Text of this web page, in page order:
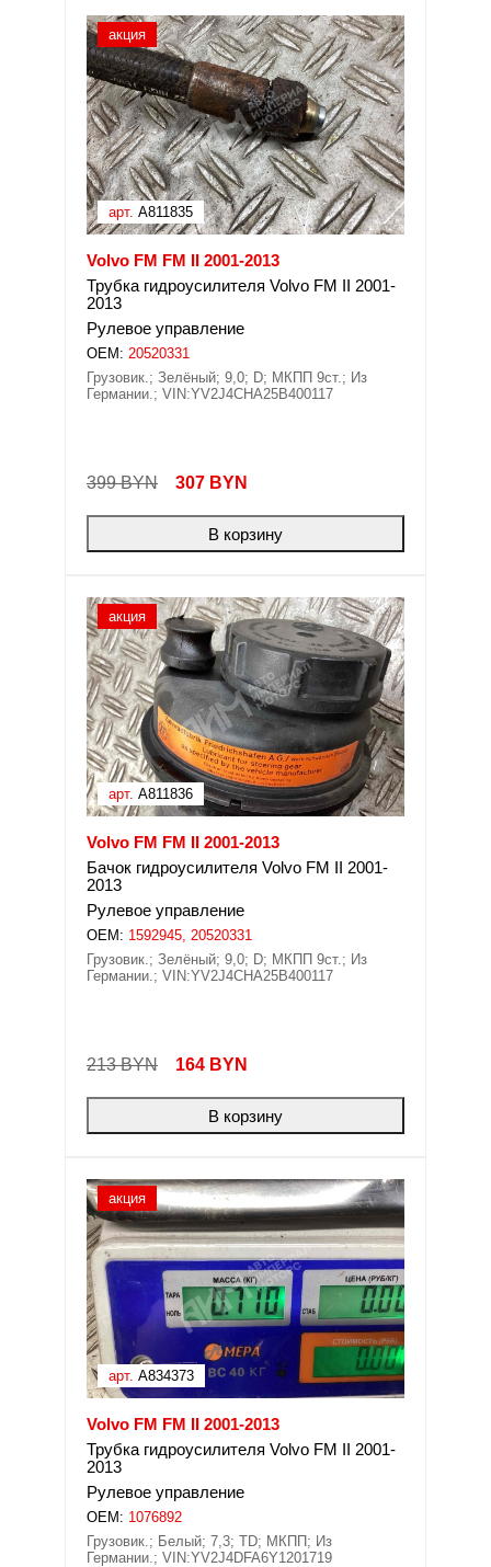
акция
арт. A811835
Volvo FM FM II 2001-2013
Трубка гидроусилителя Volvo FM II 2001-
2013
Рулевое управление
OEM: 20520331
Грузовик.; Зелёный; 9,0; D; МКПП 9ст.; Из
Германии.; VIN:YV2J4CHA25B400117
399 BYN 307 BYN
В корзину
акция
арт. A811836
Volvo FM FM II 2001-2013
Бачок гидроусилителя Volvo FM II 2001-
2013
Рулевое управление
OEM: 1592945, 20520331
Грузовик.; Зелёный; 9,0; D; МКПП 9ст.; Из
Германии.; VIN:YV2J4CHA25B400117
213 BYN 164 BYN
В корзину
акция
арт. A834373
Volvo FM FM II 2001-2013
Трубка гидроусилителя Volvo FM II 2001-
2013
Рулевое управление
OEM: 1076892
Грузовик.; Белый; 7,3; TD; МКПП; Из
Германии.; VIN:YV2J4DFA6Y1201719